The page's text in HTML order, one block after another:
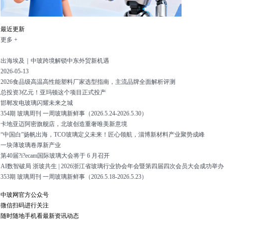
最近更新
更多 +
出海埃及｜中玻跨境解锁中东外贸新机遇
2026-05-13
2026食品级高温高性能塑料厂家选型指南，主流品牌全面解析评测
总投资3亿元！亚玛顿这个项目正式投产
邯郸发电玻璃闪耀未来之城
354期 玻璃周刊 一周玻璃新鲜事（2026.5.24-2026.5.30）
卡地亚迈阿密旗舰店，北玻创造重奢唯美新意境
“中国白”扬帆出海，TCO玻璃定义未来！匠心领航，淄博新材料产业聚势成峰
一块薄玻璃卷厚新产业
第40届?i?ecam国际玻璃大会将于 6 月召开
AI数智破局 浙玻共生 | 2026浙江省玻璃行业协会年会暨第四届四次会员大会成功举办
353期 玻璃周刊 一周玻璃新鲜事（2026.5.18-2026.5.23）
中玻网官方公众号
微信扫码进行关注
随时随地手机看最新资讯动态